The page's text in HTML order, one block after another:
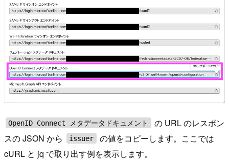
OpenID Connect メタデータドキュメント
の URL のレスポン
スの JSON から
issuer
の値をコピーします。ここでは
cURL と jq で取り出す例を表示します。